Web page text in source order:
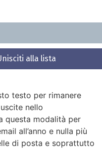
testo per rimanere
nello
questa modalità per
all’anno e nulla più
di posta e soprattutto